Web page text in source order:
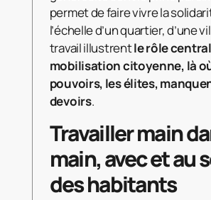
permet de faire vivre la
l’échelle d’un quartier, d’une
travail illustrentle rôle
mobilisation citoyenne, là
pouvoirs, les élites,
devoirs.
Travailler main
main, avec et au
des habitants